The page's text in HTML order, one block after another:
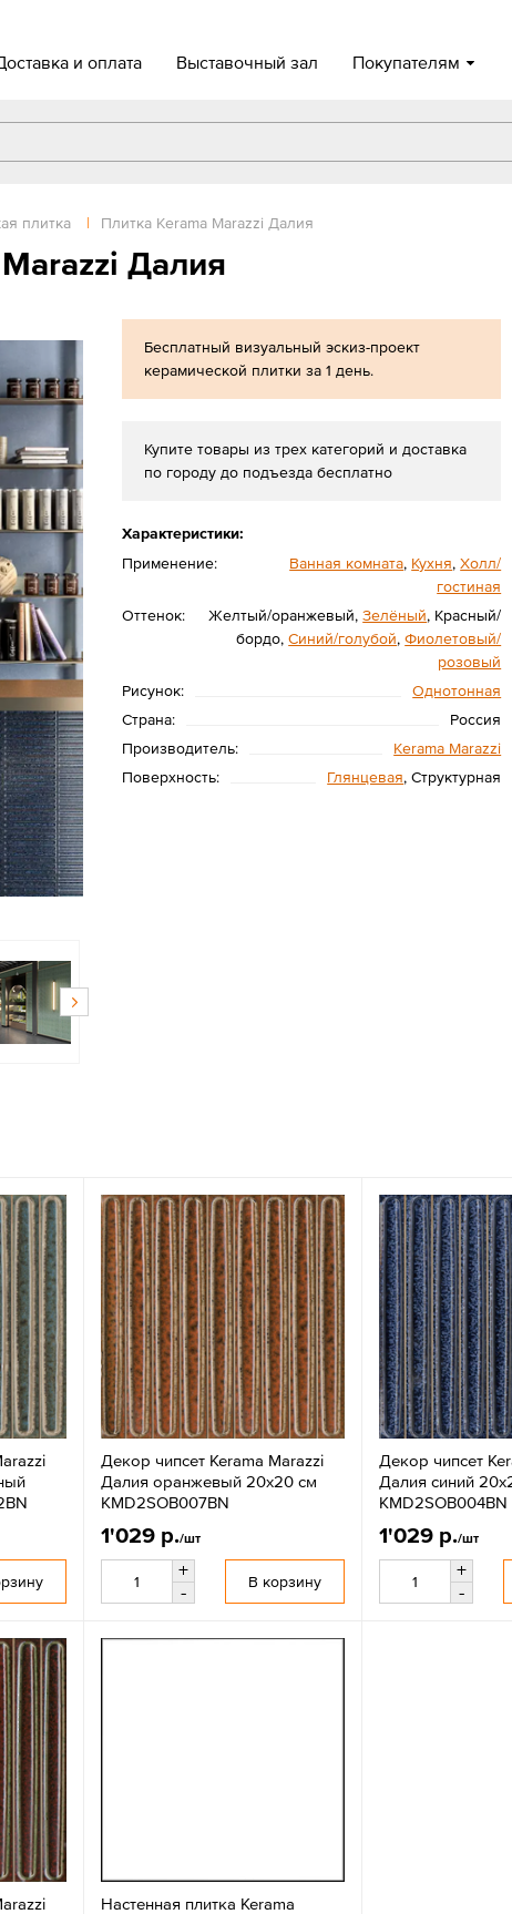
и оплата Выставочный зал Покупателям
плитка | Плитка Kerama Marazzi Далия
Далия
Бесплатный визуальный эскиз-проект
керамической плитки за 1 день.
Купите товары из трех категорий и доставка
по городу до подъезда бесплатно
Характеристики:
Применение:
Ванная комната, Кухня,Холл/
гостиная
Оттенок:
Желтый/оранжевый,Зелёный, Красный/
бордо,Синий/голубой,Фиолетовый/
розовый
Рисунок:
Однотонная
Страна:
Россия
Производитель:
Kerama Marazzi
Поверхность:
Глянцевая, Структурная
Декор чипсет Kerama Marazzi
Далия оранжевый 20x20 см
KMD2SOB007BN
1'029 р./шт
+
-
В корзину
Декор чипсет
Далия синий
KMD2SOB004BN
1'029 р./шт
+
-
Настенная плитка Kerama